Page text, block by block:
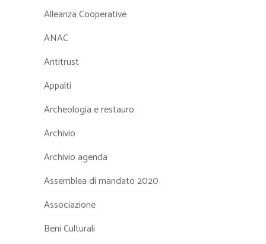
Alleanza Cooperative
ANAC
Antitrust
Appalti
Archeologia e restauro
Archivio
Archivio agenda
Assemblea di mandato 2020
Associazione
Beni Culturali